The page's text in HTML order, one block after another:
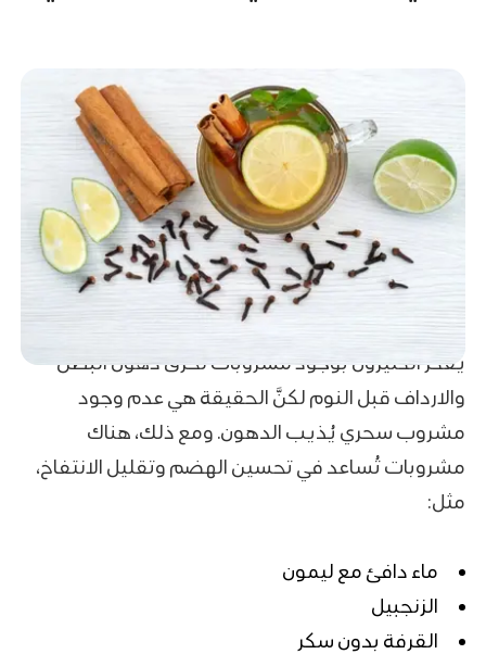
يفكّر الكثيرون بوجود مشروبات لحرق دهون البطن
والارداف قبل النوم لكنَّ الحقيقة هي عدم وجود
مشروب سحري يُذيب الدهون. ومع ذلك، هناك
مشروبات تُساعد في تحسين الهضم وتقليل الانتفاخ،
مثل:
ماء دافئ مع ليمون
الزنجبيل
القرفة بدون سكر